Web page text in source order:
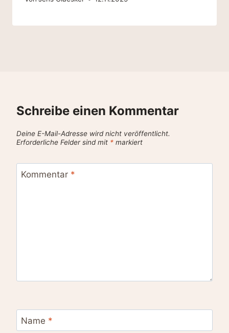
Schreibe einen Kommentar
Deine E-Mail-Adresse wird nicht veröffentlicht.
Erforderliche Felder sind mit * markiert
Kommentar *
Name *